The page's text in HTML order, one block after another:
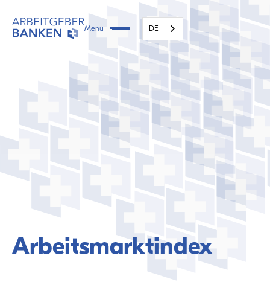
Menu DE
Arbeitsmarktindex